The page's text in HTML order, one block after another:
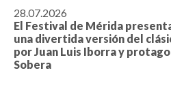
28.07.2026
El Festival de Mérida presenta
una divertida versión del
por Juan Luis Iborra y
Sobera